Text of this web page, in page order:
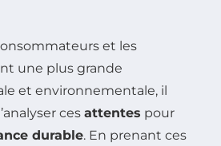
et les
une plus grande
et environnementale, il
ces attentes pour
durable. En prenant ces